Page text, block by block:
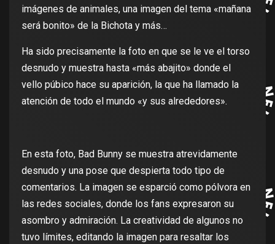
imágenes de animales, una imagen del tema «mañana
será bonito» de la Bichota y más…
Ha sido precisamente la foto en que se le ve el torso
desnudo y muestra hasta «más abajito» donde el
vello púbico hace su aparición, la que ha llamado la
atención de todo el mundo «y sus alrededores».
En esta foto, Bad Bunny se muestra atrevidamente
desnudo y una pose que despierta todo tipo de
comentarios. La imagen se esparció como pólvora en
las redes sociales, donde los fans expresaron su
asombro y admiración. La creatividad de algunos no
tuvo límites, editando la imagen para resaltar los